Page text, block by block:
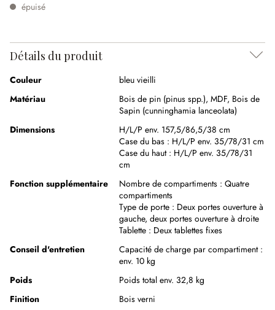
épuisé
Détails du produit
Couleur
bleu vieilli
Matériau
Bois de pin (pinus spp.), MDF, Bois de
Sapin (cunninghamia lanceolata)
Dimensions
H/L/P env. 157,5/86,5/38 cm
Case du bas : H/L/P env. 35/78/31 cm
Case du haut : H/L/P env. 35/78/31
cm
Fonction supplémentaire
Nombre de compartiments : Quatre
compartiments
Type de porte : Deux portes ouverture à
gauche, deux portes ouverture à droite
Tablette : Deux tablettes fixes
Conseil d'entretien
Capacité de charge par compartiment :
env. 10 kg
Poids
Poids total env. 32,8 kg
Finition
Bois verni